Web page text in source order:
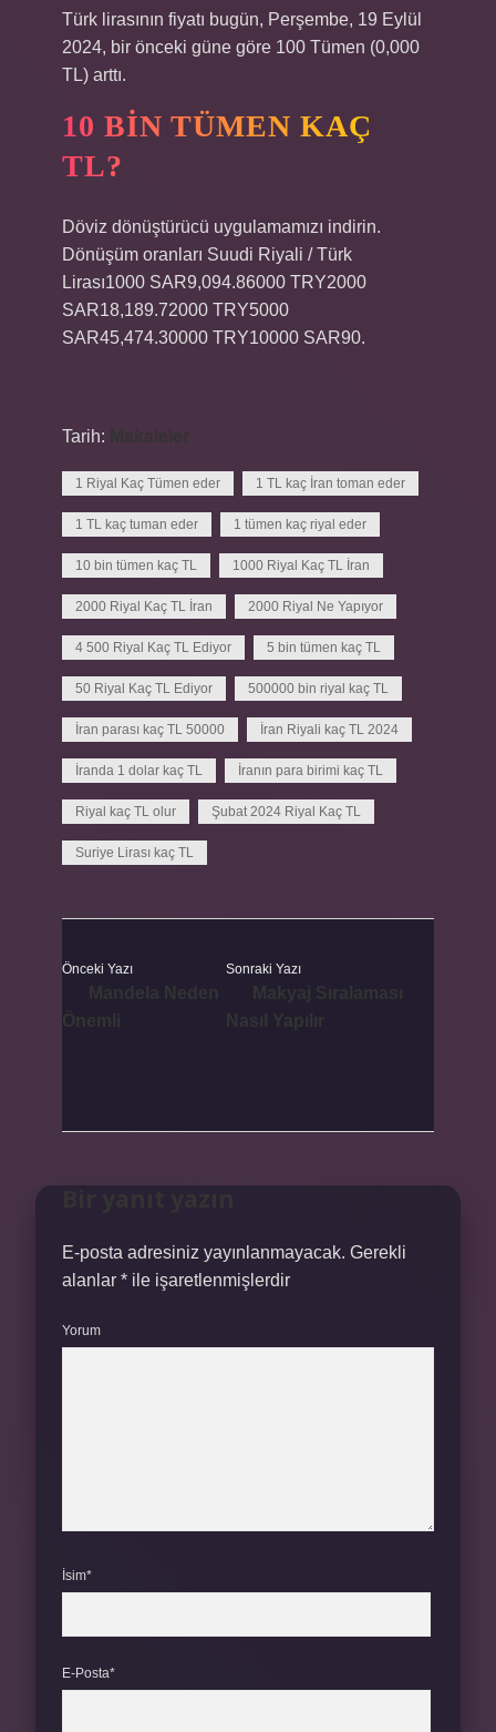
Türk lirasının fiyatı bugün, Perşembe, 19 Eylül
2024, bir önceki güne göre 100 Tümen (0,000
TL) arttı.
10 BIN TÜMEN KAÇ
TL?
Döviz dönüştürücü uygulamamızı indirin.
Dönüşüm oranları Suudi Riyali / Türk
Lirası1000 SAR9,094.86000 TRY2000
SAR18,189.72000 TRY5000
SAR45,474.30000 TRY10000 SAR90.
Tarih:
1 Riyal Kaç Tümen eder 1 TL kaç İran toman eder
1 TL kaç tuman eder 1 tümen kaç riyal eder
10 bin tümen kaç TL 1000 Riyal Kaç TL İran
2000 Riyal Kaç TL İran 2000 Riyal Ne Yapıyor
4 500 Riyal Kaç TL Ediyor 5 bin tümen kaç TL
50 Riyal Kaç TL Ediyor 500000 bin riyal kaç TL
İran parası kaç TL 50000 İran Riyali kaç TL 2024
İranda 1 dolar kaç TL İranın para birimi kaç TL
Riyal kaç TL olur Şubat 2024 Riyal Kaç TL
Suriye Lirası kaç TL
Önceki Yazı Sonraki Yazı
E-posta adresiniz yayınlanmayacak. Gerekli
alanlar * ile işaretlenmişlerdir
Yorum
İsim*
E-Posta*